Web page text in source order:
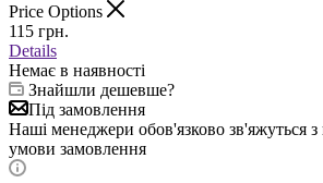
Price Options
115 грн.
Details
Немає в наявності
Знайшли дешевше?
Під замовлення
Наші менеджери обов'язково зв'яжуться з
умови замовлення